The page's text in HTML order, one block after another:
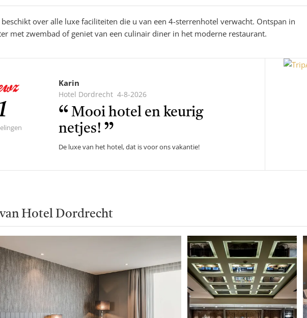
over alle luxe faciliteiten die u van een 4-sterrenhotel verwacht. Ontspan in
met zwembad of geniet van een culinair diner in het moderne restaurant.
Karin
Hotel Dordrecht 4-8-2026
Mooi hotel en keurig
netjes!
De luxe van het hotel, dat is voor ons vakantie!
Hotel Dordrecht